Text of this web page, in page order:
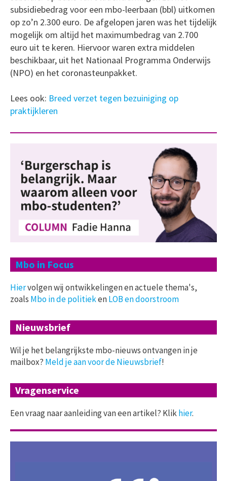
subsidiebedrag voor een mbo-leerbaan (bbl) uitkomen
op zo’n 2.300 euro. De afgelopen jaren was het tijdelijk
mogelijk om altijd het maximumbedrag van 2.700
euro uit te keren. Hiervoor waren extra middelen
beschikbaar, uit het Nationaal Programma Onderwijs
(NPO) en het coronasteunpakket.
Lees ook: Breed verzet tegen bezuiniging op
praktijkleren
Mbo in Focus
Hiervolgen wij ontwikkelingen en actuele thema's,
zoals Mbo in de politiekenLOB en doorstroom
Nieuwsbrief
Wil je het belangrijkste mbo-nieuws ontvangen in je
mailbox? Meld je aan voor de Nieuwsbrief!
Vragenservice
Een vraag naar aanleiding van een artikel? Klikhier.